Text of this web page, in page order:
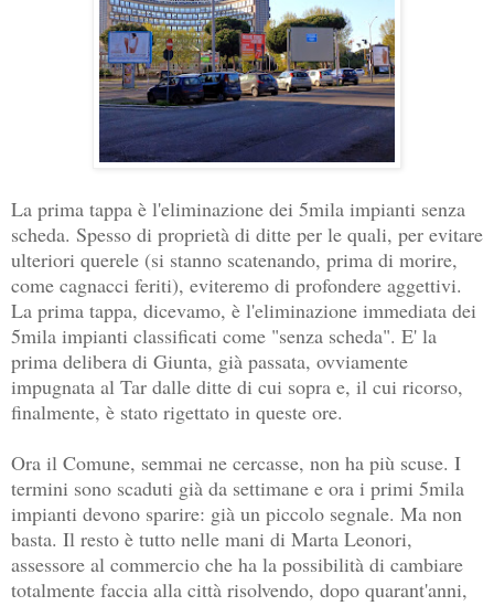
La prima tappa è l'eliminazione dei 5mila impianti senza
scheda. Spesso di proprietà di ditte per le quali, per evitare
ulteriori querele (si stanno scatenando, prima di morire,
come cagnacci feriti), eviteremo di profondere aggettivi.
La prima tappa, dicevamo, è l'eliminazione immediata dei
5mila impianti classificati come "senza scheda". E' la
prima delibera di Giunta, già passata, ovviamente
impugnata al Tar dalle ditte di cui sopra e, il cui ricorso,
finalmente, è stato rigettato in queste ore.
Ora il Comune, semmai ne cercasse, non ha più scuse. I
termini sono scaduti già da settimane e ora i primi 5mila
impianti devono sparire: già un piccolo segnale. Ma non
basta. Il resto è tutto nelle mani di Marta Leonori,
assessore al commercio che ha la possibilità di cambiare
totalmente faccia alla città risolvendo, dopo quarant'anni,